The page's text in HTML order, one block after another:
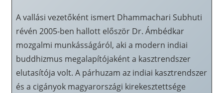
A vallási vezetőként ismert Dhammachari Subhuti
révén 2005-ben hallott először Dr. Ámbédkar
mozgalmi munkásságáról, aki a modern indiai
buddhizmus megalapítójaként a kasztrendszer
elutasítója volt. A párhuzam az indiai kasztrendszer
és a cigányok magyarországi kirekesztettsége